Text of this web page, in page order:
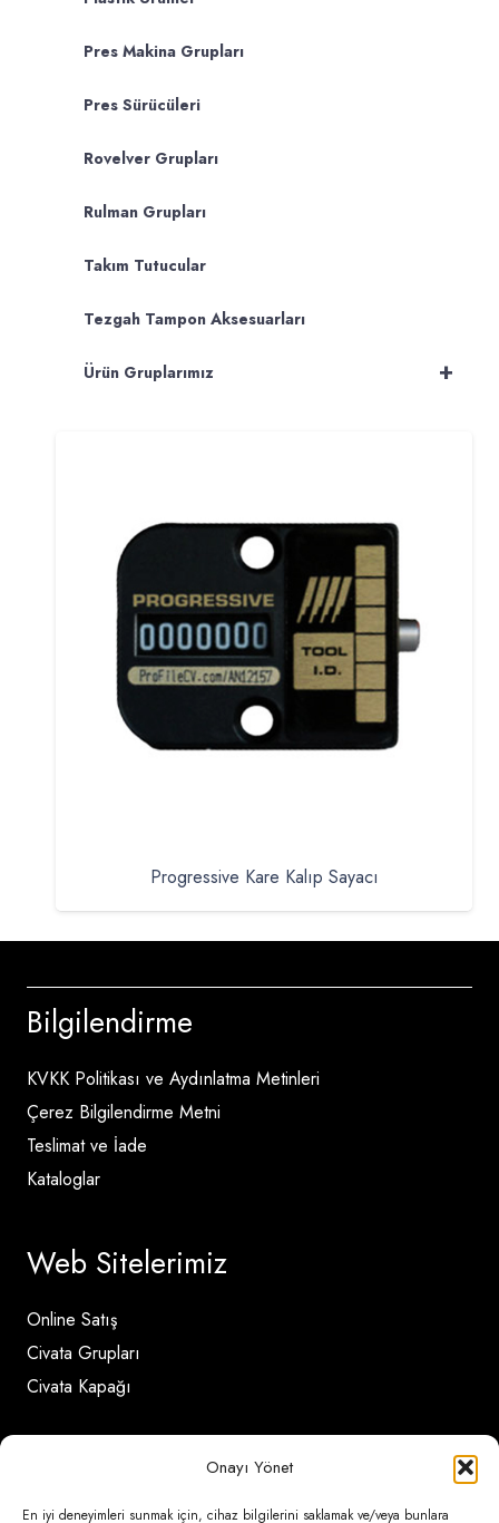
Onayı Yönet
En iyi deneyimleri sunmak için, cihaz bilgilerini saklamak ve/veya bunlara
Pres Makina Grupları
Pres Sürücüleri
Rovelver Grupları
Rulman Grupları
Takım Tutucular
Tezgah Tampon Aksesuarları
+
Ürün Gruplarımız
Progressive Kare Kalıp Sayacı
Bilgilendirme
KVKK Politikası ve Aydınlatma Metinleri
Çerez Bilgilendirme Metni
Teslimat ve İade
Kataloglar
Web Sitelerimiz
Online Satış
Civata Grupları
Civata Kapağı
İletişim Detayları